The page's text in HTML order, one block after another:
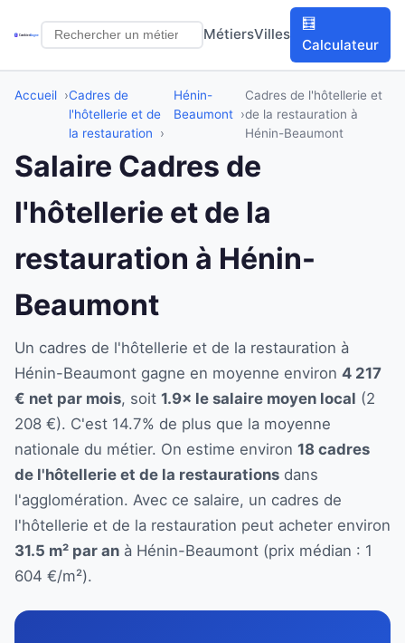
MétiersVilles
🧮
Calculateur
Accueil
Cadres de
l'hôtellerie et de
la restauration
Hénin-
Beaumont
Cadres de l'hôtellerie et
de la restauration à
Hénin-Beaumont
Salaire Cadres de
l'hôtellerie et de la
restauration à Hénin-
Beaumont
Un cadres de l'hôtellerie et de la restauration à
Hénin-Beaumont gagne en moyenne environ 4 217
€ net par mois, soit 1.9× le salaire moyen local (2
208 €). C'est 14.7% de plus que la moyenne
nationale du métier. On estime environ 18 cadres
de l'hôtellerie et de la restaurations dans
l'agglomération. Avec ce salaire, un cadres de
l'hôtellerie et de la restauration peut acheter environ
31.5 m² par an à Hénin-Beaumont (prix médian : 1
604 €/m²).